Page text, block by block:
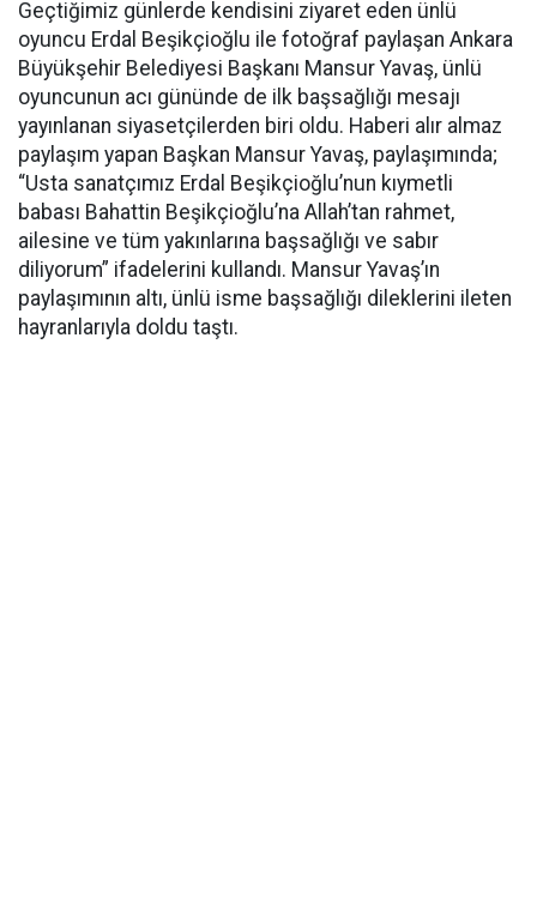
Geçtiğimiz günlerde kendisini ziyaret eden ünlü
oyuncu Erdal Beşikçioğlu ile fotoğraf paylaşan Ankara
Büyükşehir Belediyesi Başkanı Mansur Yavaş, ünlü
oyuncunun acı gününde de ilk başsağlığı mesajı
yayınlanan siyasetçilerden biri oldu. Haberi alır almaz
paylaşım yapan Başkan Mansur Yavaş, paylaşımında;
“Usta sanatçımız Erdal Beşikçioğlu’nun kıymetli
babası Bahattin Beşikçioğlu’na Allah’tan rahmet,
ailesine ve tüm yakınlarına başsağlığı ve sabır
diliyorum” ifadelerini kullandı. Mansur Yavaş’ın
paylaşımının altı, ünlü isme başsağlığı dileklerini ileten
hayranlarıyla doldu taştı.